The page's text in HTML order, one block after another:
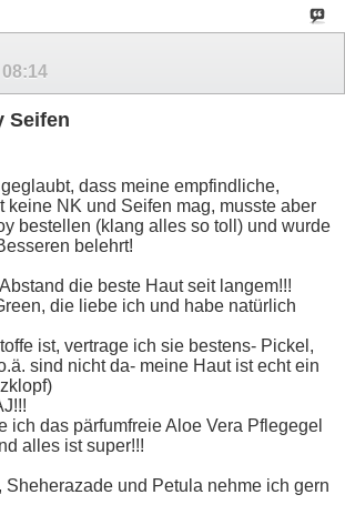
08:14
Seifen
dass meine empfindliche,
keine NK und Seifen mag, musste aber
bestellen (klang alles so toll) und wurde
belehrt!
die beste Haut seit langem!!!
die liebe ich und habe natürlich
ist, vertrage ich sie bestens- Pickel,
sind nicht da- meine Haut ist echt ein
ich das pärfumfreie Aloe Vera Pflegegel
alles ist super!!!
Sheherazade und Petula nehme ich gern